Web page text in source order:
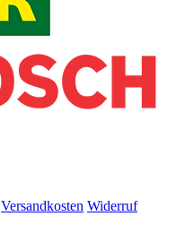
Versandkosten Widerruf